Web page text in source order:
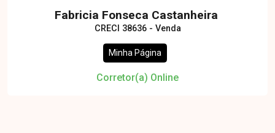
Fabricia Fonseca Castanheira
CRECI 38636 - Venda
Minha Página
Corretor(a) Online